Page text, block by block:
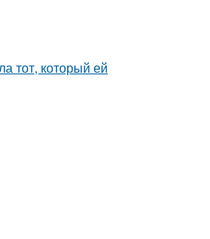
тот, который ей